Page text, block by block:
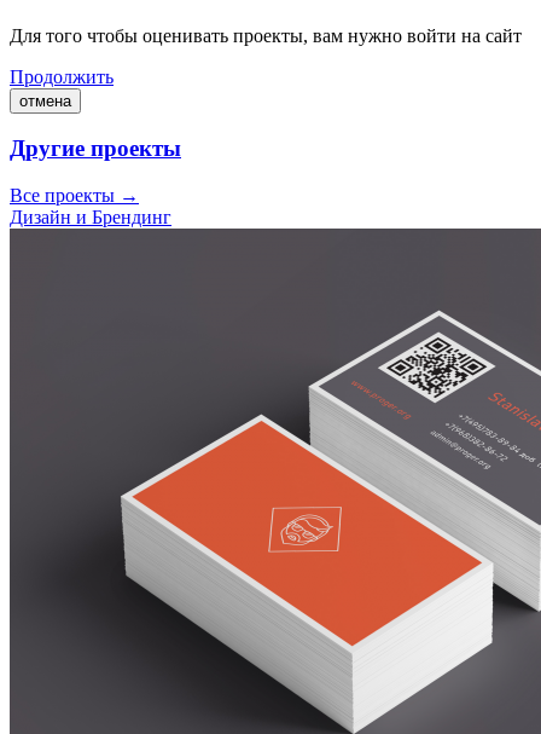
Для того чтобы оценивать проекты, вам нужно войти на сайт
Продолжить
отмена
Другие проекты
Все проекты →
Дизайн и Брендинг